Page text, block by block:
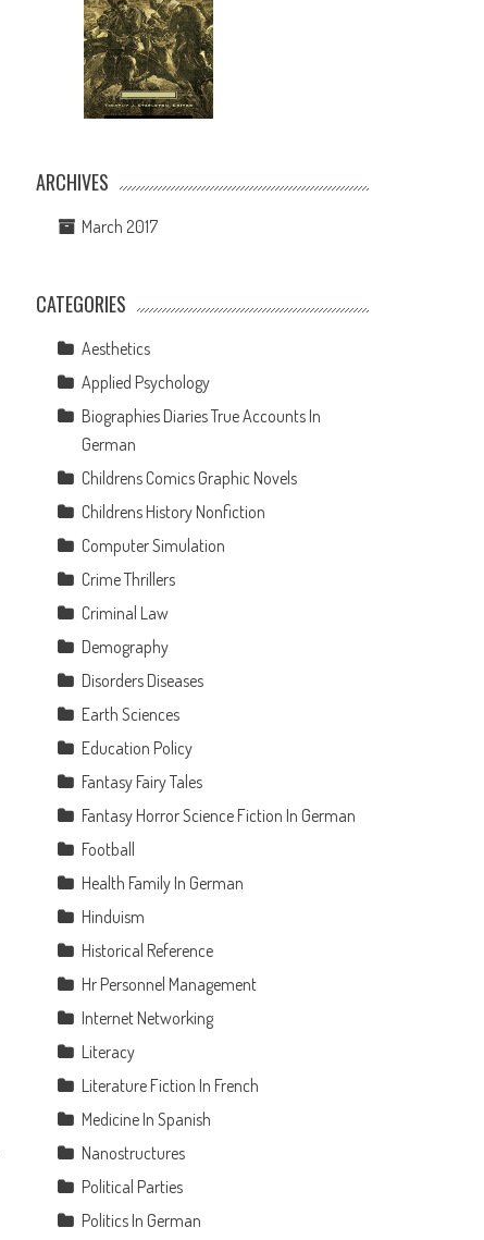
ARCHIVES
March 2017
CATEGORIES
Aesthetics
Applied Psychology
Biographies Diaries True Accounts In
German
Childrens Comics Graphic Novels
Childrens History Nonfiction
Computer Simulation
Crime Thrillers
Criminal Law
Demography
Disorders Diseases
Earth Sciences
Education Policy
Fantasy Fairy Tales
Fantasy Horror Science Fiction In German
Football
Health Family In German
Hinduism
Historical Reference
Hr Personnel Management
Internet Networking
Literacy
Literature Fiction In French
Medicine In Spanish
Nanostructures
Political Parties
Politics In German